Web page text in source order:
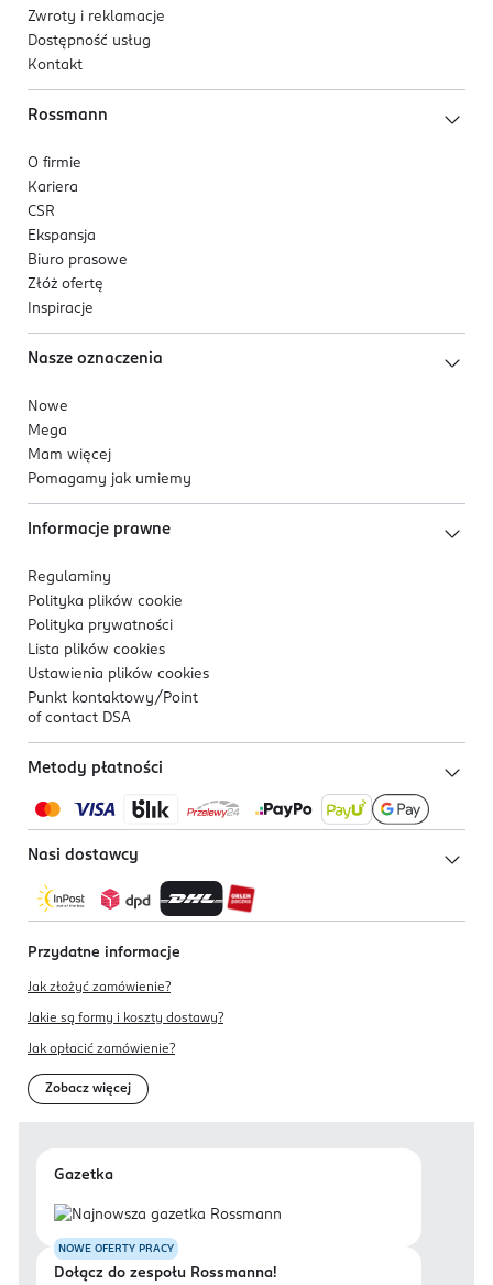
Zwroty i reklamacje
Dostępność usług
Kontakt
Rossmann
O firmie
Kariera
CSR
Ekspansja
Biuro prasowe
Złóż ofertę
Inspiracje
Nasze oznaczenia
Nowe
Mega
Mam więcej
Pomagamy jak umiemy
Informacje prawne
Regulaminy
Polityka plików cookie
Polityka prywatności
Lista plików cookies
Ustawienia plików cookies
Punkt kontaktowy/ Point
of contact DSA
Metody płatności
Nasi dostawcy
Przydatne informacje
Jak złożyć zamówienie?
Jakie są formy i koszty dostawy?
Jak opłacić zamówienie?
Zobacz więcej
Gazetka
NOWE OFERTY PRACY
Dołącz do zespołu Rossmanna!